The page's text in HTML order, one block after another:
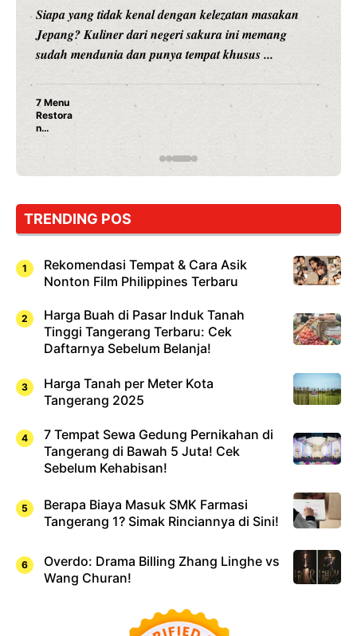
Siapa yang tidak kenal dengan kelezatan masakan
Jepang? Kuliner dari negeri sakura ini memang
sudah mendunia dan punya tempat khusus ...
7 Menu
Restora
n
Jepang
yang
Dicoba,
Cuma
Sushi!
TRENDING POS
Rekomendasi Tempat & Cara Asik
Nonton Film Philippines Terbaru
Harga Buah di Pasar Induk Tanah
Tinggi Tangerang Terbaru: Cek
Daftarnya Sebelum Belanja!
Harga Tanah per Meter Kota
Tangerang 2025
7 Tempat Sewa Gedung Pernikahan di
Tangerang di Bawah 5 Juta! Cek
Sebelum Kehabisan!
Berapa Biaya Masuk SMK Farmasi
Tangerang 1? Simak Rinciannya di Sini!
Overdo: Drama Billing Zhang Linghe vs
Wang Churan!